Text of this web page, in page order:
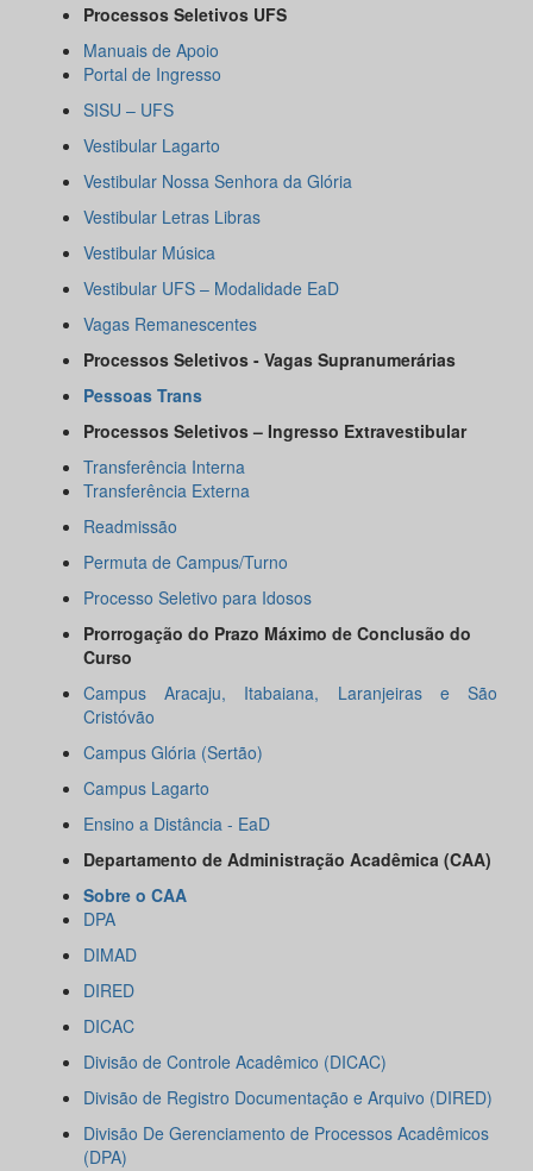
Processos Seletivos UFS
Manuais de Apoio
Portal de Ingresso
SISU – UFS
Vestibular Lagarto
Vestibular Nossa Senhora da Glória
Vestibular Letras Libras
Vestibular Música
Vestibular UFS – Modalidade EaD
Vagas Remanescentes
Processos Seletivos - Vagas Supranumerárias
Pessoas Trans
Processos Seletivos – Ingresso Extravestibular
Transferência Interna
Transferência Externa
Readmissão
Permuta de Campus/Turno
Processo Seletivo para Idosos
Prorrogação do Prazo Máximo de Conclusão do
Curso
Campus Aracaju, Itabaiana, Laranjeiras e São
Cristóvão
Campus Glória (Sertão)
Campus Lagarto
Ensino a Distância - EaD
Departamento de Administração Acadêmica (CAA)
Sobre o CAA
DPA
DIMAD
DIRED
DICAC
Divisão de Controle Acadêmico (DICAC)
Divisão de Registro Documentação e Arquivo (DIRED)
Divisão De Gerenciamento de Processos Acadêmicos
(DPA)